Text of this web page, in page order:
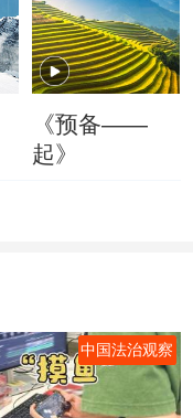
《预备——
起》
中国法治观察